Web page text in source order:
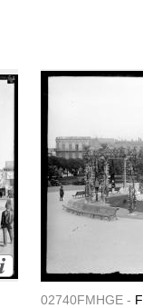
02740FMHGE -